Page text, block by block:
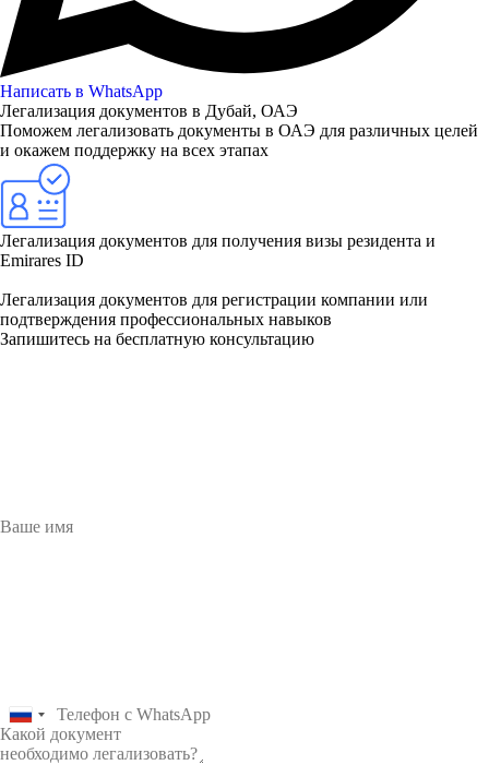
Написать в WhatsApp
Легализация документов в Дубай, ОАЭ
Поможем легализовать документы в ОАЭ для различных целей
и окажем поддержку на всех этапах
Легализация документов для получения визы резидента и
Emirares ID
Легализация документов для регистрации компании или
подтверждения профессиональных навыков
Запишитесь на бесплатную консультацию